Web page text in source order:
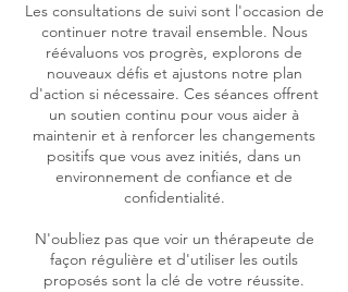
Les consultations de suivi sont l'occasion de
continuer notre travail ensemble. Nous
réévaluons vos progrès, explorons de
nouveaux défis et ajustons notre plan
d'action si nécessaire. Ces séances offrent
un soutien continu pour vous aider à
maintenir et à renforcer les changements
positifs que vous avez initiés, dans un
environnement de confiance et de
confidentialité.
N'oubliez pas que voir un thérapeute de
façon régulière et d'utiliser les outils
proposés sont la clé de votre réussite.